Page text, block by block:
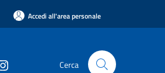
Accedi all'area personale
Cerca